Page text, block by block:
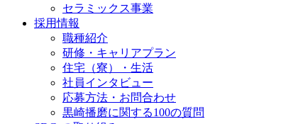
セラミックス事業
採用情報
職種紹介
研修・キャリアプラン
住宅（寮）・生活
社員インタビュー
応募方法・お問合わせ
黒崎播磨に関する100の質問